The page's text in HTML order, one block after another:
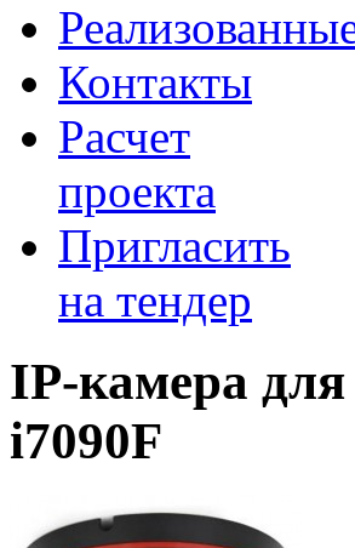
Контакты
Расчет
проекта
Пригласить
на тендер
IP-камера
i7090F